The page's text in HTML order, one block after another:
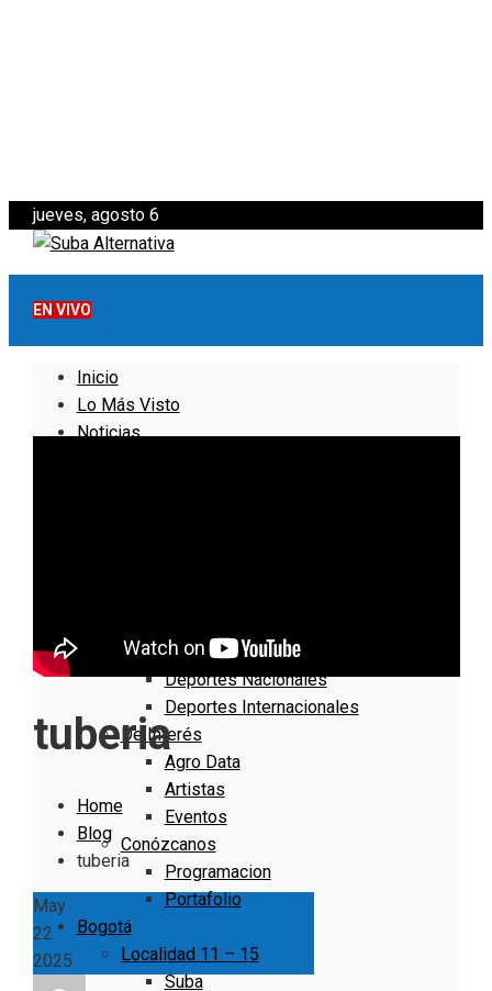
jueves, agosto 6
EN VIVO
Inicio
Lo Más Visto
Noticias
Deportes Locales
Deportes Nacionales
Deportes Internacionales
De Interés
Agro Data
Artistas
Eventos
Conózcanos
Programacion
Portafolio
Bogotá
Localidad 11 – 15
Suba
tuberia
Home
Blog
tuberia
May
22
2025